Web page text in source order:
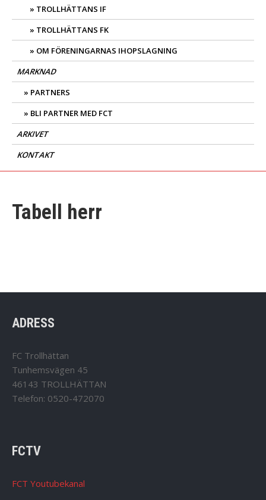
TROLLHÄTTANS IF
TROLLHÄTTANS FK
OM FÖRENINGARNAS IHOPSLAGNING
MARKNAD
PARTNERS
BLI PARTNER MED FCT
ARKIVET
KONTAKT
Tabell herr
ADRESS
FC Trollhättan
Tunhemsvägen 45
46143 TROLLHÄTTAN
Telefon: 0520-472070
FCTV
FCT Youtubekanal